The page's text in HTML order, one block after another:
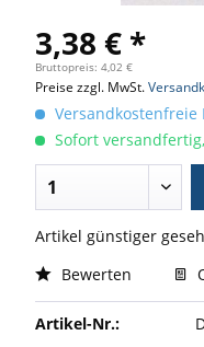
3,38 € *
Bruttopreis: 4,02 €
Preise zzgl. MwSt.
Versandkostenfreie
Sofort
Artikel günstiger
Bewerten
Artikel-Nr.: